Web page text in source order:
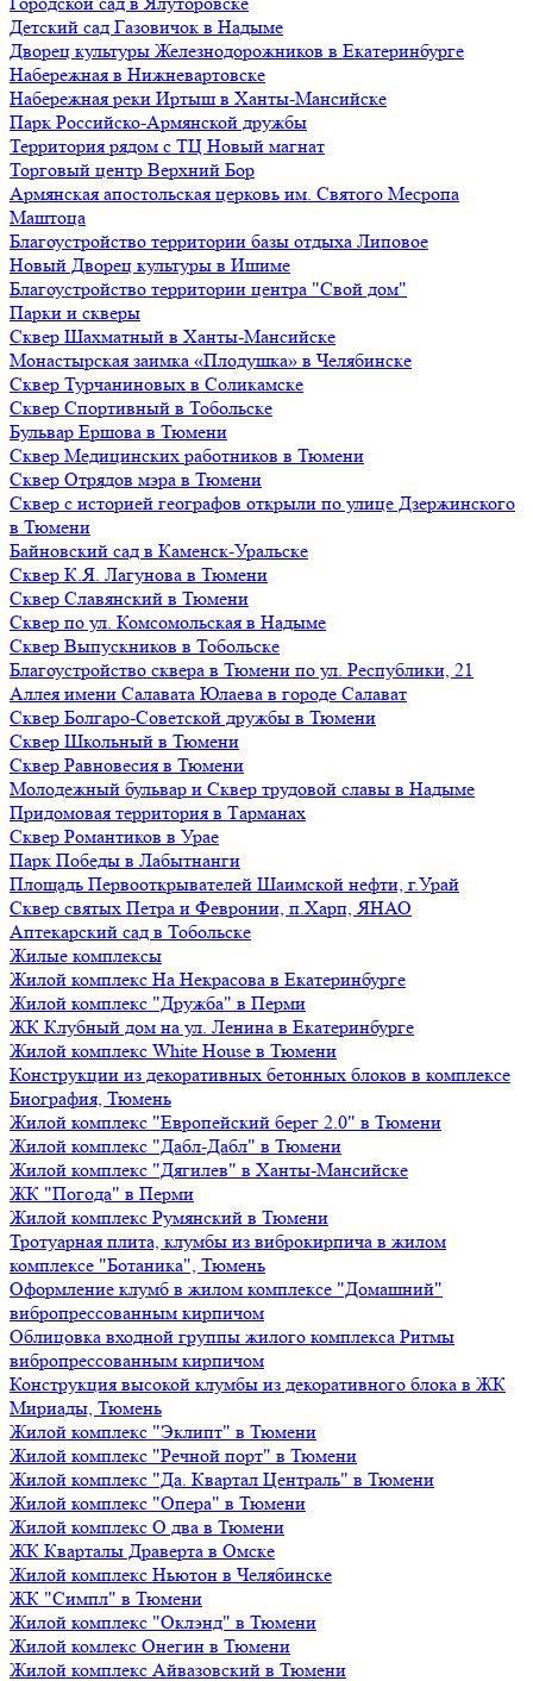
Детский сад Газовичок в Надыме
Дворец культуры Железнодорожников в Екатеринбурге
Набережная в Нижневартовске
Набережная реки Иртыш в Ханты-Мансийске
Парк Российско-Армянской дружбы
Территория рядом с ТЦ Новый магнат
Торговый центр Верхний Бор
Армянская апостольская церковь им. Святого Месропа
Маштоца
Благоустройство территории базы отдыха Липовое
Нoвый Двoрeц культуры в Ишимe
Благоустройство территории центра "Свой дом"
Парки и скверы
Сквер Шахматный в Ханты-Мансийске
Монастырская заимка «Плодушка» в Челябинске
Сквер Турчаниновых в Соликамске
Сквер Спортивный в Тобольске
Бульвар Ершова в Тюмени
Сквер Медицинских работников в Тюмени
Сквер Отрядов мэра в Тюмени
Сквер с историей географов открыли по улице Дзержинского
в Тюмени
Байновский сад в Каменск-Уральске
Сквер К.Я. Лагунова в Тюмени
Сквер Славянский в Тюмени
Сквер по ул. Комсомольская в Надыме
Сквер Выпускников в Тобольске
Благоустройство сквера в Тюмени по ул. Республики, 21
Аллея имени Салавата Юлаева в городе Салават
Сквер Болгаро-Советской дружбы в Тюмени
Сквер Школьный в Тюмени
Сквер Равновесия в Тюмени
Молодежный бульвар и Сквер трудовой славы в Надыме
Придомовая территория в Тарманах
Сквер Романтиков в Урае
Парк Победы в Лабытнанги
Площадь Первооткрывателей Шаимской нефти, г.Урай
Сквер святых Петра и Февронии, п.Харп, ЯНАО
Аптекарский сад в Тобольске
Жилые комплексы
Жилой комплекс На Некрасова в Екатеринбурге
Жилой комплекс "Дружба" в Перми
ЖК Клубный дом на ул. Ленина в Екатеринбурге
Жилой комплекс White House в Тюмени
Конструкции из декоративных бетонных блоков в комплексе
Биография, Тюмень
Жилой комплекс "Европейский берег 2.0" в Тюмени
Жилой комплекс "Дабл-Дабл" в Тюмени
Жилой комплекс "Дягилев" в Ханты-Мансийске
ЖК "Погода" в Перми
Жилой комплекс Румянский в Тюмени
Тротуарная плита, клумбы из виброкирпича в жилом
комплексе "Ботаника", Тюмень
Оформление клумб в жилом комплексе "Домашний"
вибропрессованным кирпичом
Облицовка входной группы жилого комплекса Ритмы
вибропрессованным кирпичом
Конструкция высокой клумбы из декоративного блока в ЖК
Мириады, Тюмень
Жилой комплекс "Эклипт" в Тюмени
Жилой комплекс "Речной порт" в Тюмени
Жилой комплекс "Да. Квартал Централь" в Тюмени
Жилой комплекс "Опера" в Тюмени
Жилой комплекс О два в Тюмени
ЖК Кварталы Драверта в Омске
Жилой комплекс Ньютон в Челябинске
ЖК "Симпл" в Тюмени
Жилой комплекс "Оклэнд" в Тюмени
Жилой комлекс Онегин в Тюмени
Жилой комплекс Айвазовский в Тюмени